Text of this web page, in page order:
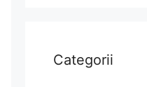
Categorii